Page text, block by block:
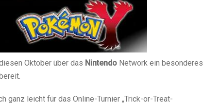
Oktober über das Nintendo Network ein besonderes
ganz leicht für das Online-Turnier „Trick-or-Treat-